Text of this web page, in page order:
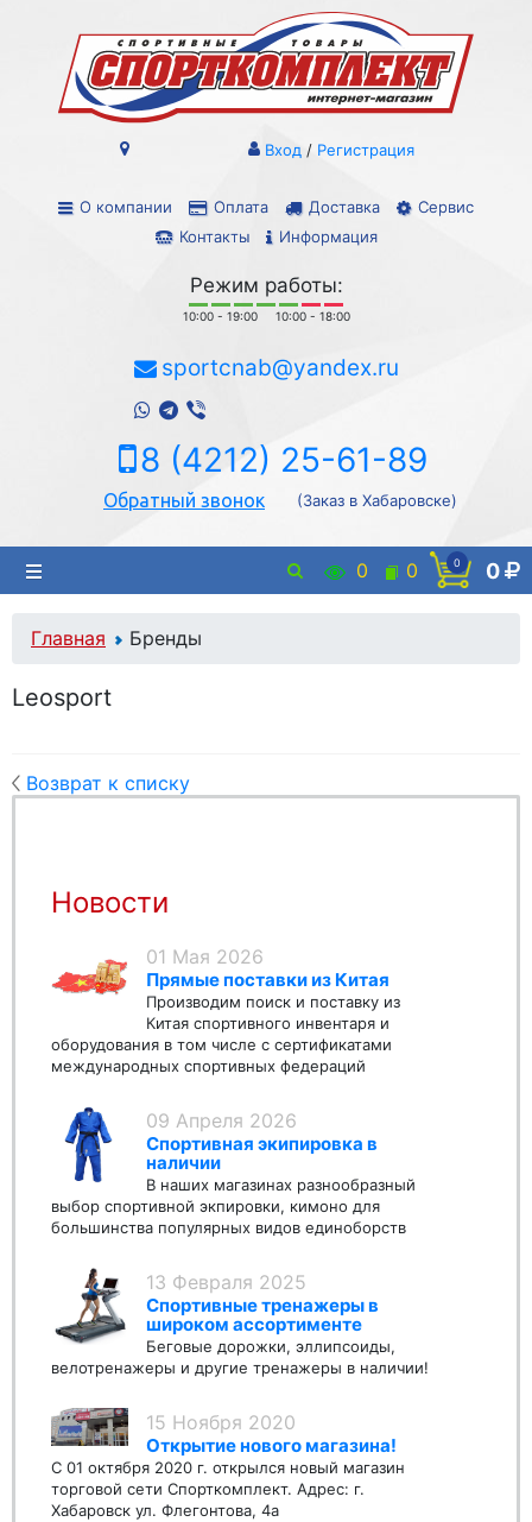
О компании Оплата Доставка
Сервис
Контакты
Информация
Вход / Регистрация
Режим работы:
10:00 - 19:00 10:00 - 18:00
sportcnab@yandex.ru
8 (4212) 25-61-89
Обратный звонок (Заказ в Хабаровске)
0 0 0 0
Главная Бренды
Leosport
Возврат к списку
Новости
01 Мая 2026
Прямые поставки из Китая
Производим поиск и поставку из
Китая спортивного инвентаря и
оборудования в том числе с сертификатами
международных спортивных федераций
09 Апреля 2026
Спортивная экипировка в
наличии
В наших магазинах разнообразный
выбор спортивной экпировки, кимоно для
большинства популярных видов единоборств
13 Февраля 2025
Спортивные тренажеры в
широком ассортименте
Беговые дорожки, эллипсоиды,
велотренажеры и другие тренажеры в наличии!
15 Ноября 2020
Открытие нового магазина!
С 01 октября 2020 г. открылся новый магазин
торговой сети Спорткомплект. Адрес: г.
Хабаровск ул. Флегонтова, 4а